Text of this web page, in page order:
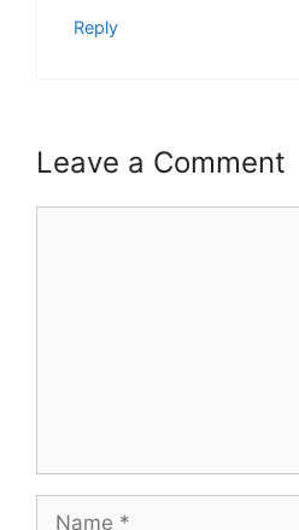
Reply
Leave a Comment
Name